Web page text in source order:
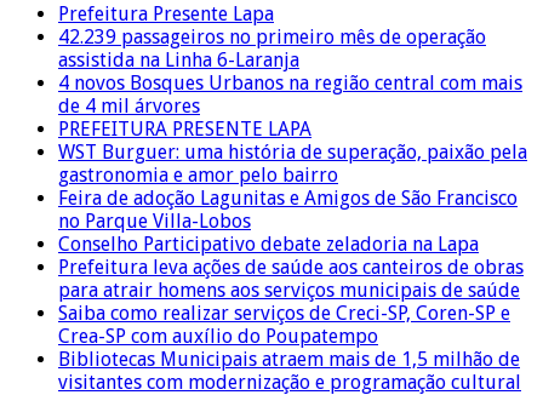
Prefeitura Presente Lapa
42.239 passageiros no primeiro mês de operação
assistida na Linha 6-Laranja
4 novos Bosques Urbanos na região central com mais
de 4 mil árvores
PREFEITURA PRESENTE LAPA
WST Burguer: uma história de superação, paixão pela
gastronomia e amor pelo bairro
Feira de adoção Lagunitas e Amigos de São Francisco
no Parque Villa-Lobos
Conselho Participativo debate zeladoria na Lapa
Prefeitura leva ações de saúde aos canteiros de obras
para atrair homens aos serviços municipais de saúde
Saiba como realizar serviços de Creci-SP, Coren-SP e
Crea-SP com auxílio do Poupatempo
Bibliotecas Municipais atraem mais de 1,5 milhão de
visitantes com modernização e programação cultural